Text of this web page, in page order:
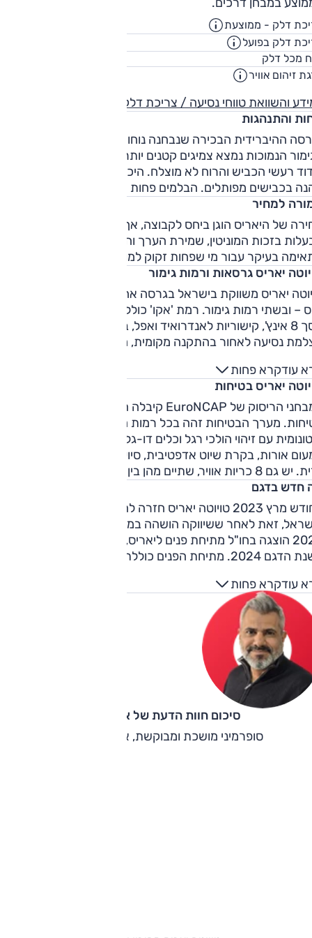
דלק - ממוצעת
דלק בפועל
מכל דלק
זיהום אוויר
והשוואת טווחי נסיעה / צריכת דלק
והתנהגות
ההיברידית הבכירה שנבחנה נוחות בינונית. עם זאת, ברמות
הנמוכות נמצא צמיגים קטנים יותר, שמציעים נוחות עדיפה.
רעשי הכביש והרוח לא מוצלח. היכולת הדינמית טובה, ואפילו
בכבישים מפותלים. הבלמים פחות הרשימו.
למחיר
של היאריס הוגן ביחס לקבוצה, אך היא מעניקה יותר בחווית
בזכות המוניטין, שמירת הערך והסחירות. עם זאת, היא
בעיקר עבור מי שפחות זקוק למושב האחורי.
יאריס גרסאות ורמות גימור
– ובשתי רמות גימור. רמת 'אקו' כוללת מערכת מולטימדיה עם
מסך 8 אינץ', קישוריות לאנדרואיד ואפל, בקרת אקלים, מחשב דרך,
נסיעה לאחור בהתקנה מקומית, חיישני תאורה ועוד. רמת
קלים בקוטר 15 אינץ'.עודקרא פחות
יאריס בטיחות
מערך הבטיחות זהה בכל רמות הגימור וכולל בלימה
עם זיהוי הולכי רגל וכלים דו-גלגליים, תיקון סטייה מנתיב,
אורות, בקרת שיוט אדפטיבית, סיוע אקטיבי בהימנעות
אוויר, שתיים מהן בין המושבים הקדמיים.
חדש בדגם
בחודש מרץ 2023 טויוטה יאריס חזרה להיצע הדגמים של היצרנית
זאת לאחר ששיווקה הושהה במשך כחצי שנה. בחודש
2023 הוצגה בחו"ל מתיחת פנים ליאריס, שצפויה לנחות בישראל
בשנת הדגם 2024. מתיחת הפנים כוללת עדכונים לעיצוב החיצוני,
נוספת, חזקה יותר; המהדורה המחוזקת תמשיך לעשות
קג"מ מהמנוע החשמלי.
עודקרא פחות
סיכום חוות הדעת של אוהד אלגוב
סופרמיני מושכת ומבוקשת, אך טעונה שיפור.